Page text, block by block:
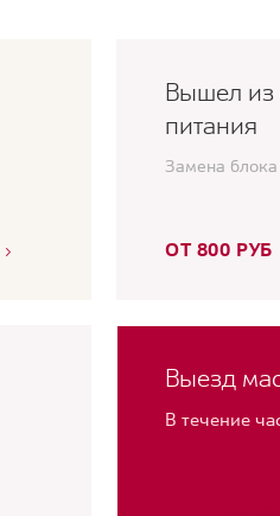
Вышел из
питания
Замена блока
ОТ 800 РУБ
Выезд
В течение